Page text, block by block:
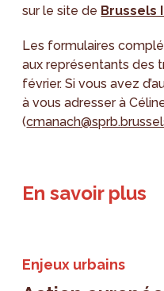
sur le site de Brussels
Les formulaires
aux représentants des
février. Si vous avez
à vous adresser à
(
En savoir plus
Enjeux urbains